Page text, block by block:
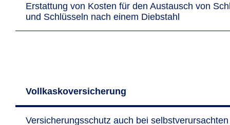
Erstattung von Kosten für den Austausch von
und Schlüsseln nach einem Diebstahl
Vollkaskoversicherung
Versicherungsschutz auch bei selbstverursachten